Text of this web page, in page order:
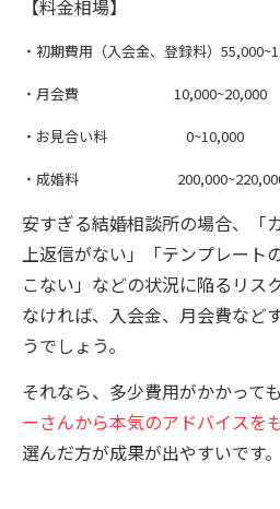
【料金相場】
・初期費用（入会金、登録料）
・月会費 10,000~20,000
・お見合い料 0~10,000
・成婚料
安すぎる結婚相談所の場合、「
上返信がない」「テンプレート
こない」などの状況に陥るリス
なければ、入会金、月会費など
うでしょう。
それなら、多少費用がかかっても
ーさんから本気のアドバイスを
選んだ方が成果が出やすいです。